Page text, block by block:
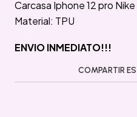
Carcasa Iphone 12 pro Nike
Material: TPU
ENVIO INMEDIATO!!!
COMPARTIR